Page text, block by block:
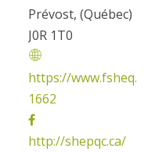
Prévost, (Québec)
J0R 1T0
https://
1662
http://shepqc.ca/